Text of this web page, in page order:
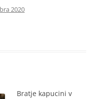
2020
Bratje kapucini v